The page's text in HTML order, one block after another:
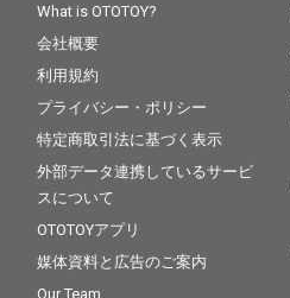
What is OTOTOY?
会社概要
利用規約
プライバシー・ポリシー
特定商取引法に基づく表示
外部データ連携しているサービ
スについて
OTOTOYアプリ
媒体資料と広告のご案内
Our Team